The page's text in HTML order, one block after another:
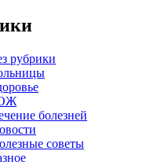
рубрики
болезней
советы